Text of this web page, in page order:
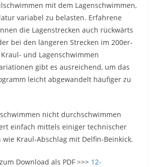
mit dem Lagenschwimmen,
variabel zu belasten. Erfahrene
die Lagenstrecken auch rückwärts
bei den längeren Strecken im 200er-
und Lagenschwimmen
gibt es ausreichend, um das
leicht abgewandelt häufiger zu
nicht durchschwimmen
einfach mittels einiger technischer
Kraul-Abschlag mit Delfin-Beinkick.
Download als PDF >>> 12-